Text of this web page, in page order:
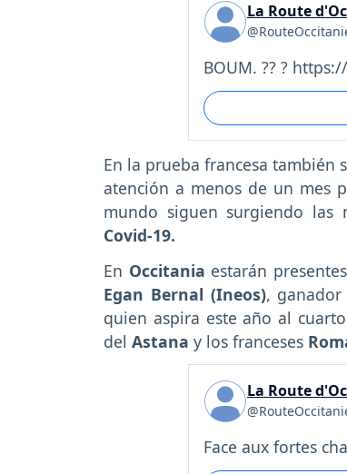
La Route
BOUM. ?? ?
En la prueba francesa también
atención a menos de un mes
mundo siguen surgiendo las
Covid-19.
En Occitania estarán
Egan Bernal (Ineos), ganador
quien aspira este año al
del Astana y los franceses
La Route
Face aux fortes